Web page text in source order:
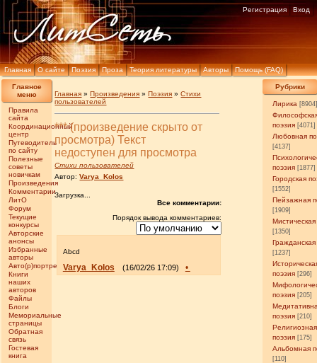
Главная О сайте Поэзия Проза Теория литературы Авторы Помощь (FAQ)
Регистрация Вход
Главное
меню
Правила
сайта
Координационный
центр
Путеводитель
по сайту
Полезные
советы
новичкам
Произведения
Комментарии
ЛитО
Форум
Текущие
конкурсы
Авторские
анонсы
Избранные
авторы
Авто(р)портреты
Книги
наших
авторов
Файлы
Блоги
Мемориальные
страницы
Обратная
связь
Гостевая
книга
Рубрики
Лирика
поэзия [4071]
Любовная
[4137]
поэзия [1877]
Городская
[1552]
Пейзажная
[1909]
Мистическая
[1350]
Гражданская
[1237]
поэзия [296]
поэзия [205]
поэзия [210]
Религиозная
поэзия [175]
Альбомная
[110]
Главная »Произведения »Поэзия »Стихи
пользователей
*** (произведение скрыто от
просмотра) Текст
недоступен для просмотра
Стихи пользователей
Автор:Varya_Kolos
Загрузка...
Все комментарии:
Порядок вывода комментариев:
Abcd
Varya_Kolos (16/02/26 17:09) •